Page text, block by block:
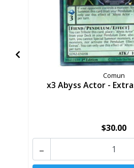
Comun
x3 Abyss Actor -
$30.00
-